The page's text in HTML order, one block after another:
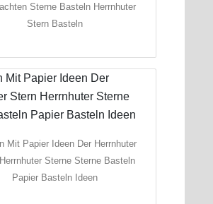
Sterne Basteln Herrnhuter
Stern Basteln
Mit Papier Ideen Der Herrnhuter
Sterne Sterne Basteln
Papier Basteln Ideen